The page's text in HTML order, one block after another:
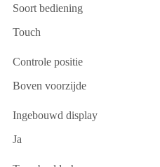
Soort bediening
Touch
Controle positie
Boven voorzijde
Ingebouwd display
Ja